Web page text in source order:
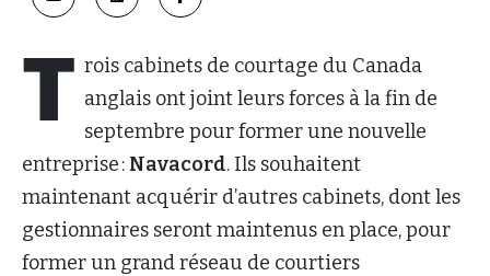
T rois cabinets de courtage du Canada
anglais ont joint leurs forces à la fin de
septembre pour former une nouvelle
entreprise : Navacord. Ils souhaitent
maintenant acquérir d’autres cabinets, dont les
gestionnaires seront maintenus en place, pour
former un grand réseau de courtiers